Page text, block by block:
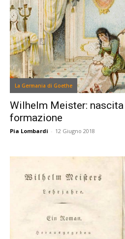
La Germania di Goethe
Wilhelm Meister:
formazione
Pia Lombardi - 12 Giugno 2018